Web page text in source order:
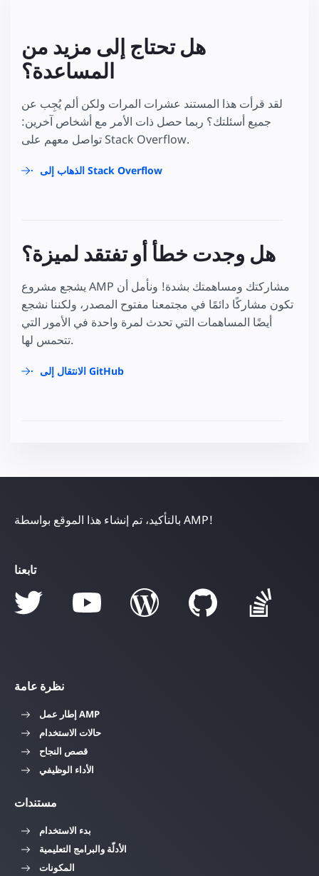
هل تحتاج إلى مزيد من
المساعدة؟
لقد قرأت هذا المستند عشرات المرات ولكن ألم يُجِب عن
جميع أسئلتك؟ ربما حصل ذات الأمر مع أشخاص آخرين:
تواصل معهم على Stack Overflow.
الذهاب إلى Stack Overflow
هل وجدت خطأ أو تفتقد لميزة؟
يشجع مشروع AMP مشاركتك ومساهمتك بشدة! ونأمل أن
تكون مشاركًا دائمًا في مجتمعنا مفتوح المصدر، ولكننا نشجع
أيضًا المساهمات التي تحدث لمرة واحدة في الأمور التي
تتحمس لها.
الانتقال إلى GitHub
بالتأكيد، تم إنشاء هذا الموقع بواسطة AMP!
تابعنا
نظرة عامة
إطار عمل AMP
حالات الاستخدام
قصص النجاح
الأداء الوظيفي
مستندات
بدء الاستخدام
الأدلّة والبرامج التعليمية
المكونات